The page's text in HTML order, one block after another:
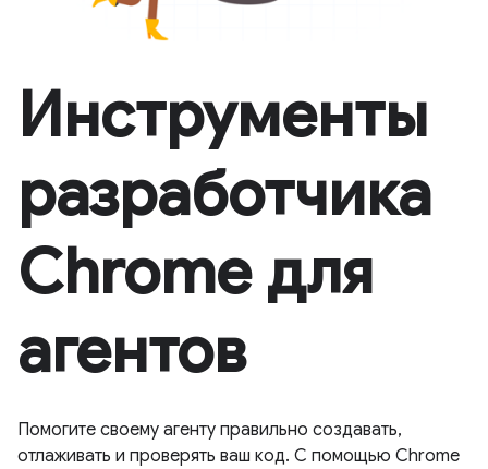
Инструменты
разработчика
Chrome для
агентов
Помогите своему агенту правильно создавать,
отлаживать и проверять ваш код. С помощью Chrome